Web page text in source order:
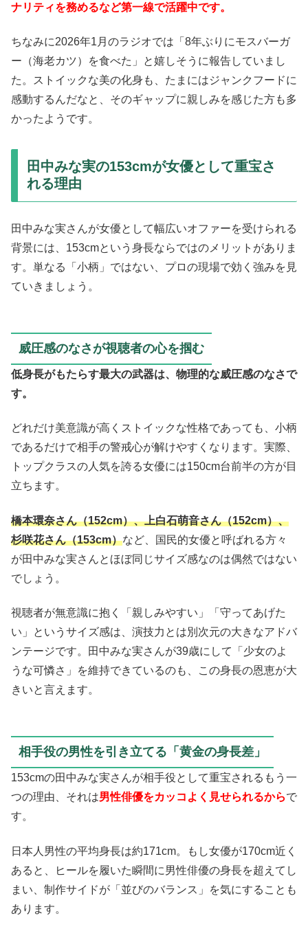
ナリティを務めるなど第一線で活躍中です。
ちなみに2026年1月のラジオでは「8年ぶりにモスバーガ
ー（海老カツ）を食べた」と嬉しそうに報告していまし
た。ストイックな美の化身も、たまにはジャンクフードに
感動するんだなと、そのギャップに親しみを感じた方も多
かったようです。
田中みな実の153cmが女優として重宝さ
れる理由
田中みな実さんが女優として幅広いオファーを受けられる
背景には、153cmという身長ならではのメリットがありま
す。単なる「小柄」ではない、プロの現場で効く強みを見
ていきましょう。
威圧感のなさが視聴者の心を掴む
低身長がもたらす最大の武器は、物理的な威圧感のなさで
す。
どれだけ美意識が高くストイックな性格であっても、小柄
であるだけで相手の警戒心が解けやすくなります。実際、
トップクラスの人気を誇る女優には150cm台前半の方が目
立ちます。
橋本環奈さん（152cm）、上白石萌音さん（152cm）、
杉咲花さん（153cm）など、国民的女優と呼ばれる方々
が田中みな実さんとほぼ同じサイズ感なのは偶然ではない
でしょう。
視聴者が無意識に抱く「親しみやすい」「守ってあげた
い」というサイズ感は、演技力とは別次元の大きなアドバ
ンテージです。田中みな実さんが39歳にして「少女のよ
うな可憐さ」を維持できているのも、この身長の恩恵が大
きいと言えます。
相手役の男性を引き立てる「黄金の身長差」
153cmの田中みな実さんが相手役として重宝されるもう一
つの理由、それは男性俳優をカッコよく見せられるからで
す。
日本人男性の平均身長は約171cm。もし女優が170cm近く
あると、ヒールを履いた瞬間に男性俳優の身長を超えてし
まい、制作サイドが「並びのバランス」を気にすることも
あります。